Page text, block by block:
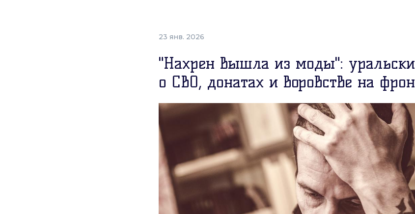
23 янв. 2026
"Нахрен вышла из моды":
о СВО, донатах и воровстве на